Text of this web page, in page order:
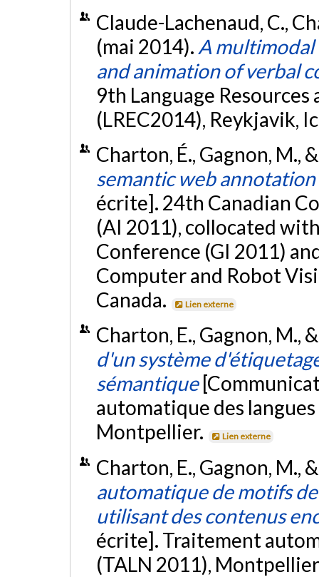
Claude-Lachenaud, C.,
(mai 2014). A
and animation of verbal
9th Language
(LREC2014), Reykjavik,
Charton, É., Gagnon, M.,
semantic web
écrite]. 24th Canadian
(AI 2011), collocated
Conference (GI 2011)
Computer and Robot
Canada.
Lien externe
Charton, E., Gagnon, M.,
d'un système
sémantique
automatique des
Montpellier.
Lien externe
Charton, E., Gagnon, M.,
automatique de motifs
utilisant des contenus
écrite]. Traitement
(TALN 2011),